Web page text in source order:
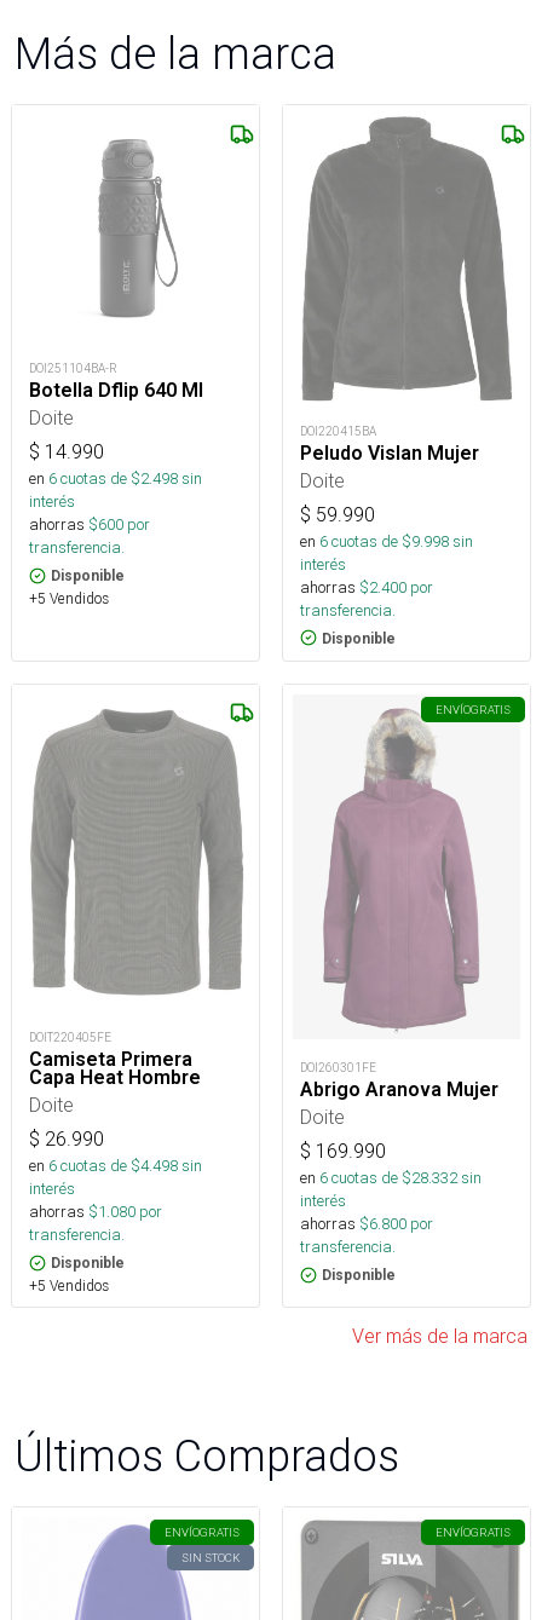
Más de la marca
DOI251104BA-R
Botella Dflip 640 Ml
Doite
$ 14.990
en 6cuotas de $2.498sin
interés
ahorras $600 por
transferencia.
Disponible
+5 Vendidos
DOI220415BA
Peludo Vislan Mujer
Doite
$ 59.990
en 6cuotas de $9.998sin
interés
ahorras $2.400 por
transferencia.
Disponible
DOIT220405FE
Camiseta Primera
Capa Heat Hombre
Doite
$ 26.990
en 6cuotas de $4.498sin
interés
ahorras $1.080 por
transferencia.
Disponible
+5 Vendidos
ENVÍOGRATIS
DOI260301FE
Abrigo Aranova Mujer
Doite
$ 169.990
en 6cuotas de $28.332sin
interés
ahorras $6.800 por
transferencia.
Disponible
Ver más de la marca
Últimos Comprados
ENVÍOGRATIS
SIN STOCK
ENVÍOGRATIS